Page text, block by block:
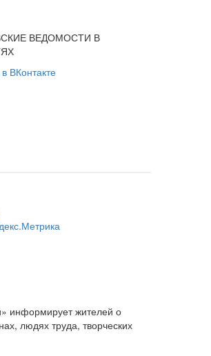
ВЕДОМОСТИ В
ВКонтакте
информирует жителей о
людях труда, творческих